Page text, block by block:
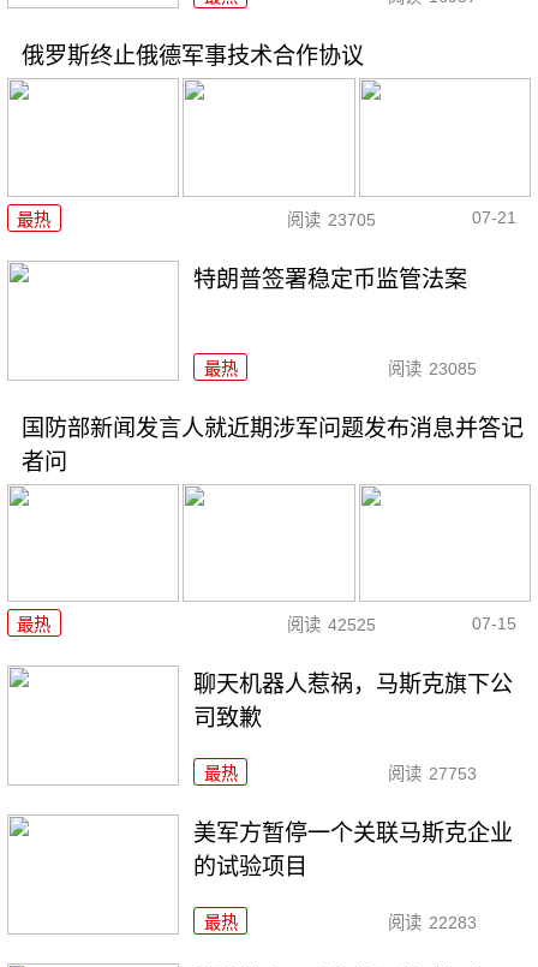
俄罗斯终止俄德军事技术合作协议
最热 阅读 23705 07-21
特朗普签署稳定币监管法案
最热 阅读 23085
国防部新闻发言人就近期涉军问题发布消息并答记
者问
最热 阅读 42525 07-15
聊天机器人惹祸，马斯克旗下公
司致歉
最热 阅读 27753
美军方暂停一个关联马斯克企业
的试验项目
最热 阅读 22283